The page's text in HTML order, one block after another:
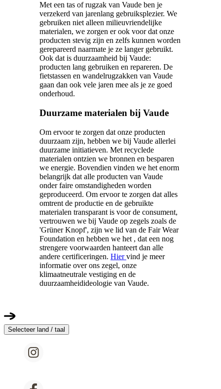
Met een tas of rugzak van Vaude ben je
verzekerd van jarenlang gebruiksplezier. We
gebruiken niet alleen milieuvriendelijke
materialen, we zorgen er ook voor dat onze
producten stevig zijn en zelfs kunnen worden
gerepareerd naarmate je ze langer gebruikt.
Ook dat is duurzaamheid bij Vaude:
producten lang gebruiken en repareren. De
fietstassen en wandelrugzakken van Vaude
gaan dan ook vele jaren mee als je ze goed
onderhoud.
Duurzame materialen bij Vaude
Om ervoor te zorgen dat onze producten
duurzaam zijn, hebben we bij Vaude allerlei
duurzame initiatieven. Met recyclede
materialen ontzien we bronnen en besparen
we energie. Bovendien vinden we het enorm
belangrijk dat alle producten van Vaude
onder faire omstandigheden worden
geproduceerd. Om ervoor te zorgen dat alles
omtrent de productie en de gebruikte
materialen transparant is voor de consument,
vertrouwen we bij Vaude op zegels zoals de
'Grüner Knopf', zijn we lid van de Fair Wear
Foundation en hebben we het , dat een nog
strengere voorwaarden hanteert dan alle
andere certificeringen. Hiervind je meer
informatie over ons zegel, onze
klimaatneutrale vestiging en de
duurzaamheidideologie van Vaude.
Selecteer land / taal